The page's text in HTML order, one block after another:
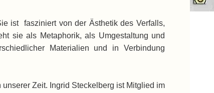
ist fasziniert von der Ästhetik des Verfalls,
sie als Metaphorik, als Umgestaltung und
Materialien und in Verbindung
Zeit. Ingrid Steckelberg ist Mitglied im